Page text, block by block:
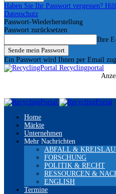
Haben Sie Ihr Passwort vergessen?
Datenschutz
Passwort-Wiederherstellung
Passwort zurücksetzen
Ihre
Ein Passwort wird Ihnen per Email
Recyclingportal
Home
Märkte
Unternehmen
Mehr Nachrichten
ABFALL &
FORSCHUNG
POLITIK & RECHT
RESSOURCEN &
ENGLISH
Termine